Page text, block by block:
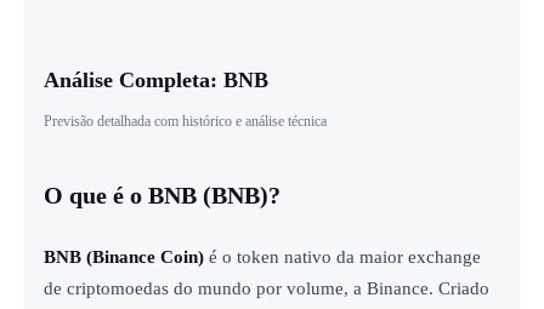
Análise Completa: BNB
Previsão detalhada com histórico e análise técnica
O que é o BNB (BNB)?
BNB (Binance Coin) é o token nativo da maior exchange
de criptomoedas do mundo por volume, a Binance. Criado